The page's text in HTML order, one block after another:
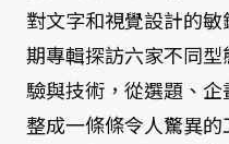
對文字和視覺設計的
期專輯探訪六家不同
驗與技術，從選題、
整成一條條令人驚異